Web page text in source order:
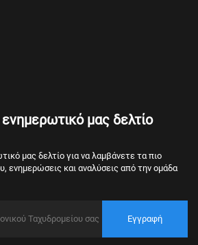
μας δελτίο
μας δελτίο για να λαμβάνετε τα πιο
ενημερώσεις και αναλύσεις από την ομάδα
Εγγραφή